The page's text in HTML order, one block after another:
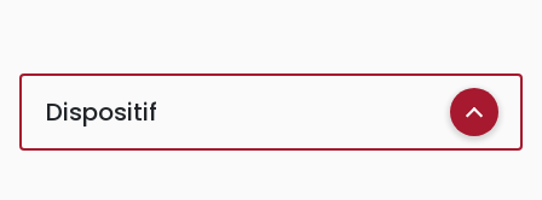
Dispositif